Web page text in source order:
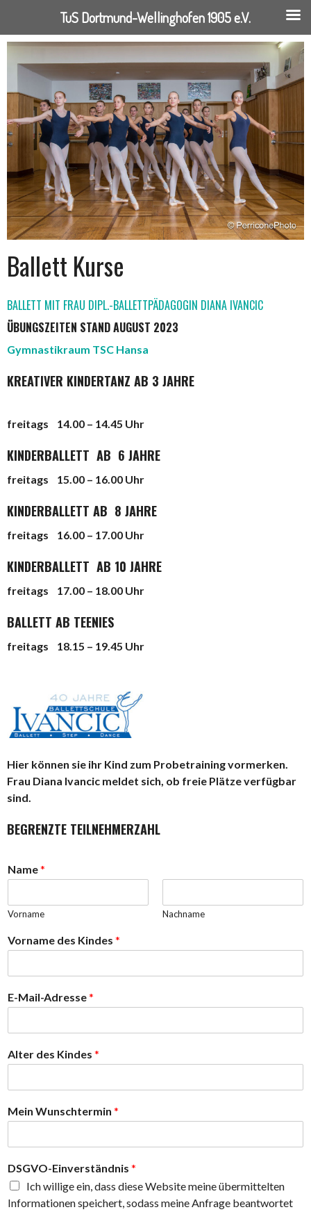
Springe
Ballett Kurse
BALLETT MIT FRAU DIPL.-BALLETTPÄDAGOGIN DIANA IVANCIC
ÜBUNGSZEITEN STAND AUGUST 2023
Gymnastikraum TSC Hansa
KREATIVER KINDERTANZ AB 3 JAHRE
freitags 14.00 – 14.45 Uhr
KINDERBALLETT AB 6 JAHRE
freitags 15.00 – 16.00 Uhr
KINDERBALLETT AB 8 JAHRE
freitags 16.00 – 17.00 Uhr
KINDERBALLETT AB 10 JAHRE
freitags 17.00 – 18.00 Uhr
BALLETT AB TEENIES
freitags 18.15 – 19.45 Uhr
Hier können sie ihr Kind zum Probetraining vormerken.
Frau Diana Ivancic meldet sich, ob freie Plätze verfügbar
sind.
BEGRENZTE TEILNEHMERZAHL
e
*
W
n
c
t
i
Name*
Vorname Nachname
Vorname des Kindes *
E-Mail-Adresse*
Alter des Kindes *
Mein Wunschtermin *
DSGVO-Einverständnis *
Ich willige ein, dass diese Website meine übermittelten
Informationen speichert, sodass meine Anfrage beantwortet
TuS Dortmund-Wellinghofen 1905 e.V.